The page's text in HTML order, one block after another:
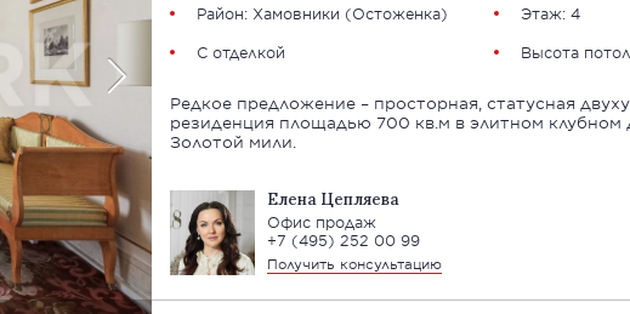
Район: Хамовники (Остоженка)
Этаж: 4
С отделкой
Высота
Редкое предложение – просторная, статусная
резиденция площадью 700 кв.м в элитном клубном
Золотой мили.
Елена Цепляева
Офис продаж
+7 (495) 252 00 99
Получить консультацию